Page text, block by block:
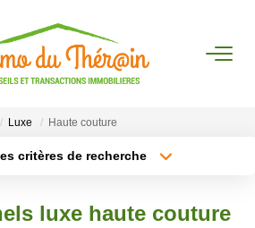
ESTIMER
Luxe Haute couture
critères de recherche
luxe haute couture